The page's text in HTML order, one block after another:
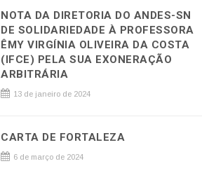
NOTA DA DIRETORIA DO ANDES-SN
DE SOLIDARIEDADE À PROFESSORA
ÊMY VIRGÍNIA OLIVEIRA DA COSTA
(IFCE) PELA SUA EXONERAÇÃO
ARBITRÁRIA
13 de janeiro de 2024
CARTA DE FORTALEZA
6 de março de 2024